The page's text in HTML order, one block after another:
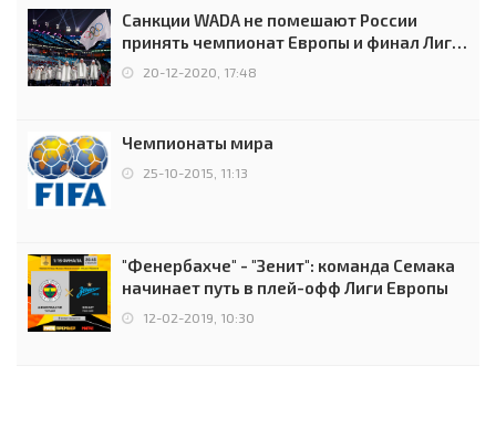
Санкции WADA не помешают России
принять чемпионат Европы и финал Лиги
чемпионов.
20-12-2020, 17:48
Чемпионаты мира
25-10-2015, 11:13
"Фенербахче" - "Зенит": команда Семака
начинает путь в плей-офф Лиги Европы
12-02-2019, 10:30